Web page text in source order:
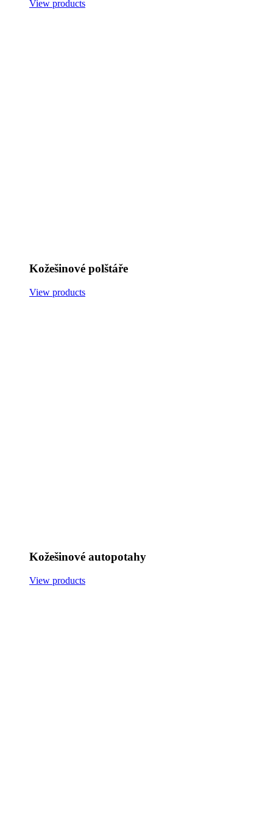
View products
Kožešinové polštáře
View products
Kožešinové autopotahy
View products